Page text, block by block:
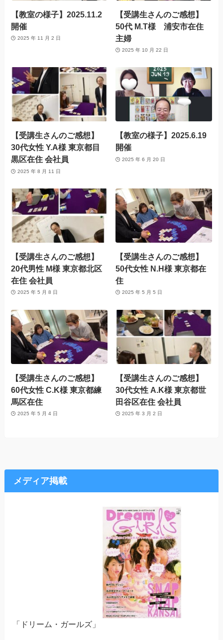
【教室の様子】2025.11.2
開催
2025 年 11 月 2 日
【受講生さんのご感想】
50代 M.T様 浦安市在住
主婦
2025 年 10 月 22 日
【受講生さんのご感想】
30代女性 Y.A様 東京都目
黒区在住 会社員
2025 年 8 月 11 日
【教室の様子】2025.6.19
開催
2025 年 6 月 20 日
【受講生さんのご感想】
20代男性 M様 東京都北区
在住 会社員
2025 年 5 月 8 日
【受講生さんのご感想】
50代女性 N.H様 東京都在
住
2025 年 5 月 5 日
【受講生さんのご感想】
60代女性 C.K様 東京都練
馬区在住
2025 年 5 月 4 日
【受講生さんのご感想】
30代女性 A.K様 東京都世
田谷区在住 会社員
2025 年 3 月 2 日
メディア掲載
「ドリーム・ガールズ」